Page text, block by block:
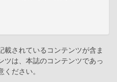
されているコンテンツが含ま
ツは、本誌のコンテンツであっ
ださい。